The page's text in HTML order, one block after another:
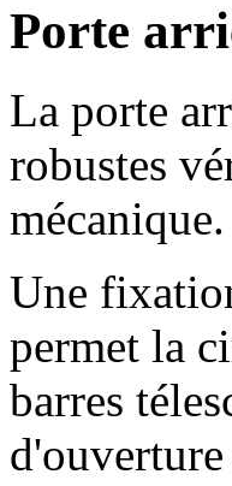
Porte
La porte
robustes
mécanique.
Une
permet la
barres